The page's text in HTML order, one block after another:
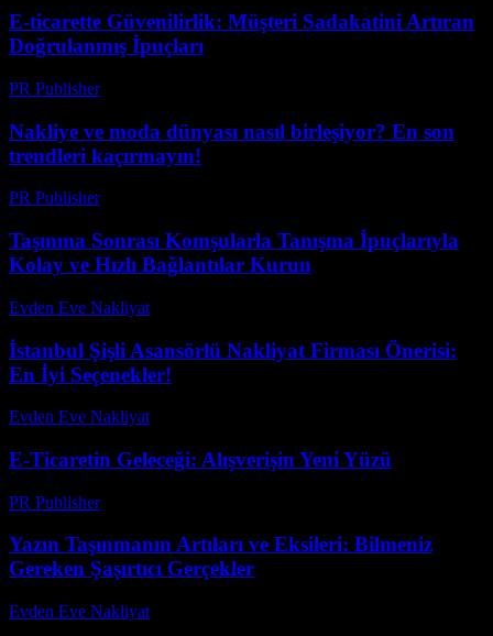
E-ticarette Güvenilirlik: Müşteri Sadakatini Artıran
Doğrulanmış İpuçları
PR Publisher-
Nakliye ve moda dünyası nasıl birleşiyor? En son
trendleri kaçırmayın!
PR Publisher-
Taşınma Sonrası Komşularla Tanışma İpuçlarıyla
Kolay ve Hızlı Bağlantılar Kurun
Evden Eve Nakliyat
İstanbul Şişli Asansörlü Nakliyat Firması Önerisi:
En İyi Seçenekler!
Evden Eve Nakliyat
E-Ticaretin Geleceği: Alışverişin Yeni Yüzü
PR Publisher-
Yazın Taşınmanın Artıları ve Eksileri: Bilmeniz
Gereken Şaşırtıcı Gerçekler
Evden Eve Nakliyat